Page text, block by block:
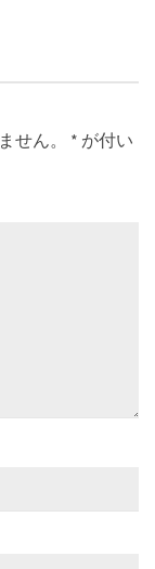
せん。 * が付い